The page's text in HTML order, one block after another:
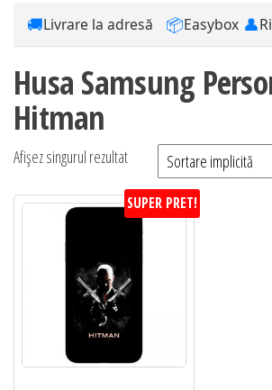
🚚Livrare la adresă 📦Easybox 👤
Husa Samsung
Hitman
Afișez singurul rezultat
SUPER PRET!